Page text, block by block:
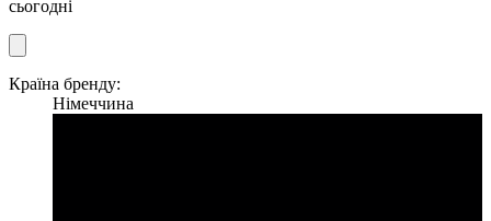
сьогодні
Країна бренду:
Німеччина